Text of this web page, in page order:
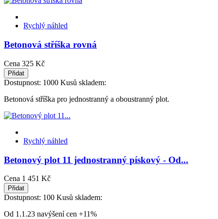
Rychlý náhled
Betonová stříška rovná
Cena 325 Kč
Přidat
Dostupnost: 1000 Kusů skladem:
Betonová stříška pro jednostranný a oboustranný plot.
Rychlý náhled
Betonový plot 11 jednostranný pískový - Od...
Cena 1 451 Kč
Přidat
Dostupnost: 100 Kusů skladem:
Od 1.1.23 navýšení cen +11%